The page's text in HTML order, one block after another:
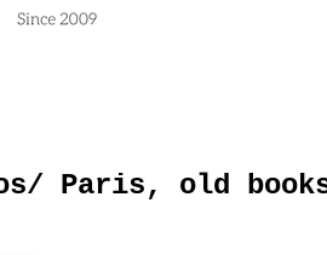
Paris, old